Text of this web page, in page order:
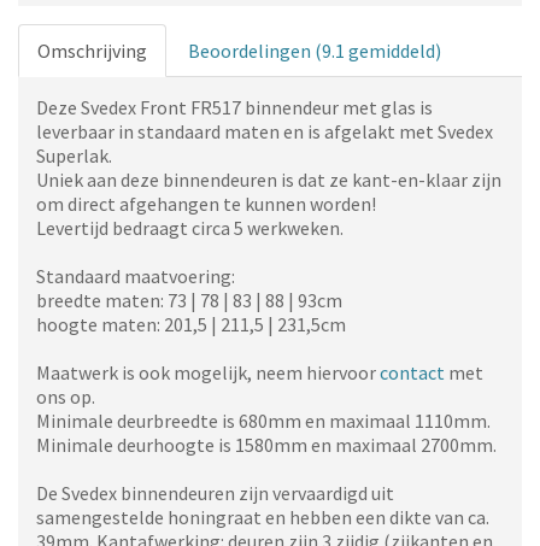
Omschrijving Beoordelingen (9.1 gemiddeld)
Deze Svedex Front FR517 binnendeur met glas is
leverbaar in standaard maten en is afgelakt met Svedex
Superlak.
Uniek aan deze binnendeuren is dat ze kant-en-klaar zijn
om direct afgehangen te kunnen worden!
Levertijd bedraagt circa 5 werkweken.
Standaard maatvoering:
breedte maten: 73 | 78 | 83 | 88 | 93cm
hoogte maten: 201,5 | 211,5 | 231,5cm
Maatwerk is ook mogelijk, neem hiervoorcontact met
ons op.
Minimale deurbreedte is 680mm en maximaal 1110mm.
Minimale deurhoogte is 1580mm en maximaal 2700mm.
De Svedex binnendeuren zijn vervaardigd uit
samengestelde honingraat en hebben een dikte van ca.
39mm. Kantafwerking: deuren zijn 3 zijdig (zijkanten en